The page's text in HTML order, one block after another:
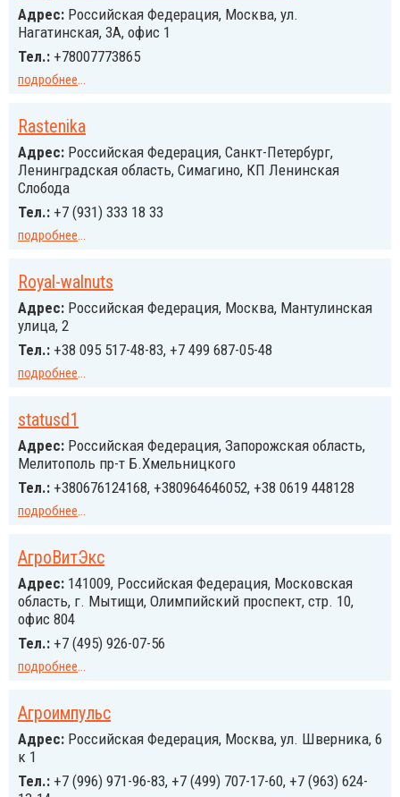
Адрес: Российcкая Федерация, Москва, ул.
Нагатинская, 3А, офис 1
Тел.: +78007773865
подробнее...
Rastenika
Адрес: Российcкая Федерация, Санкт-Петербург,
Ленинградская область, Симагино, КП Ленинская
Слобода
Тел.: +7 (931) 333 18 33
подробнее...
Royal-walnuts
Адрес: Российcкая Федерация, Москва, Мантулинская
улица, 2
Тел.: +38 095 517-48-83, +7 499 687-05-48
подробнее...
statusd1
Адрес: Российская Федерация, Запорожская область,
Мелитополь пр-т Б.Хмельницкого
Тел.: +380676124168, +380964646052, +38 0619 448128
подробнее...
АгроВитЭкс
Адрес: 141009, Российcкая Федерация, Московская
область, г. Мытищи, Олимпийский проспект, стр. 10,
офис 804
Тел.: +7 (495) 926-07-56
подробнее...
Агроимпульс
Адрес: Российcкая Федерация, Москва, ул. Шверника, 6
к 1
Тел.: +7 (996) 971-96-83, +7 (499) 707-17-60, +7 (963) 624-